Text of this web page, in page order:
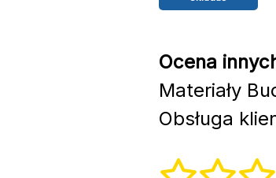
Ocena
Materiały
Obsługa